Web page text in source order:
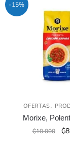
-15%
OFERTAS,
Morixe,
₲10.000
El
₲